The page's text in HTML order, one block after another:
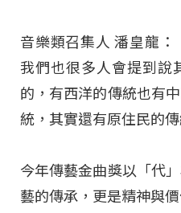
音樂類召集人 潘皇龍
我們也很多人會提到說
的，有西洋的傳統也有
統，其實還有原住民的傳
今年傳藝金曲獎以「代
藝的傳承，更是精神與